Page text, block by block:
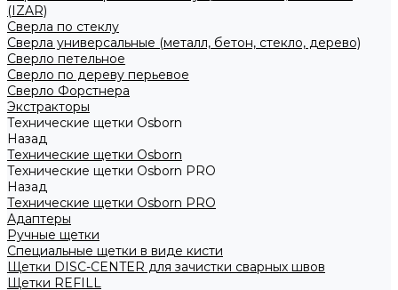
(IZAR)
Сверла по стеклу
Сверла универсальные (металл, бетон, стекло, дерево)
Сверло петельное
Сверло по дереву перьевое
Сверло Форстнера
Экстракторы
Технические щетки Osborn
Назад
Технические щетки Osborn
Технические щетки Osborn PRO
Назад
Технические щетки Osborn PRO
Адаптеры
Ручные щетки
Специальные щетки в виде кисти
Щетки DISC-CENTER для зачистки сварных швов
Щетки REFILL